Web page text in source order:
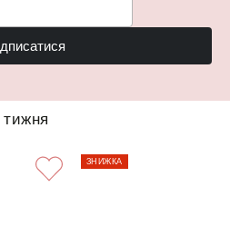
ЗНИЖКА